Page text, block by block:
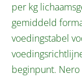
per kg
gemiddeld
voedingstabel
beginpunt.